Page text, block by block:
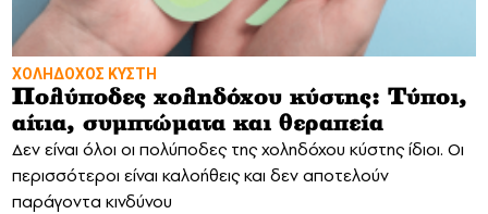
ΧΟΛΗΔΟΧΟΣ ΚΥΣΤΗ
Πολύποδες χοληδόχου κύστης: Τύποι,
αίτια, συμπτώματα και θεραπεία
Δεν είναι όλοι οι πολύποδες της χοληδόχου κύστης ίδιοι. Οι
περισσότεροι είναι καλοήθεις και δεν αποτελούν
παράγοντα κινδύνου